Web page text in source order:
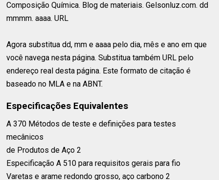
Composição Química. Blog de materiais. Gelsonluz.com. dd
mmmm. aaaa. URL
Agora substitua dd, mm e aaaa pelo dia, mês e ano em que
você navega nesta página. Substitua também URL pelo
endereço real desta página. Este formato de citação é
baseado no MLA e na ABNT.
Especificações Equivalentes
A 370 Métodos de teste e definições para testes
mecânicos⁣
de Produtos de Aço 2⁣
Especificação A 510 para requisitos gerais para fio⁣
Varetas e arame redondo grosso, aço carbono 2⁣